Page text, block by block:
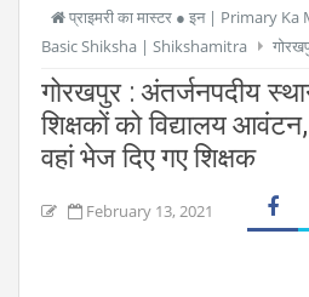
प्राइमरी का मास्टर ● इन | Primary
Basic Shiksha | Shikshamitra
गोरखपुर : अंतर्जनपदीय
शिक्षकों को विद्यालय
वहां भेज दिए गए शिक्षक
February 13, 2021